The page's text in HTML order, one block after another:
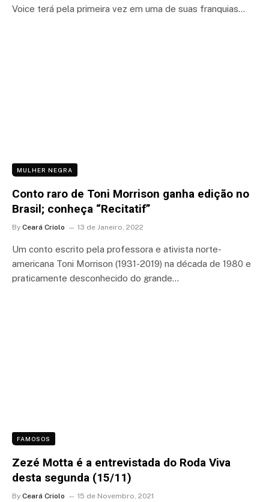
Voice terá pela primeira vez em uma de suas franquias…
MULHER NEGRA
Conto raro de Toni Morrison ganha edição no
Brasil; conheça “Recitatif”
By Ceará Criolo 13 de Janeiro, 2022
Um conto escrito pela professora e ativista norte-
americana Toni Morrison (1931-2019) na década de 1980 e
praticamente desconhecido do grande…
FAMOSOS
Zezé Motta é a entrevistada do Roda Viva
desta segunda (15/11)
By Ceará Criolo 15 de Novembro, 2021